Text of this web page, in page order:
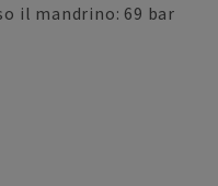
il mandrino: 69 bar